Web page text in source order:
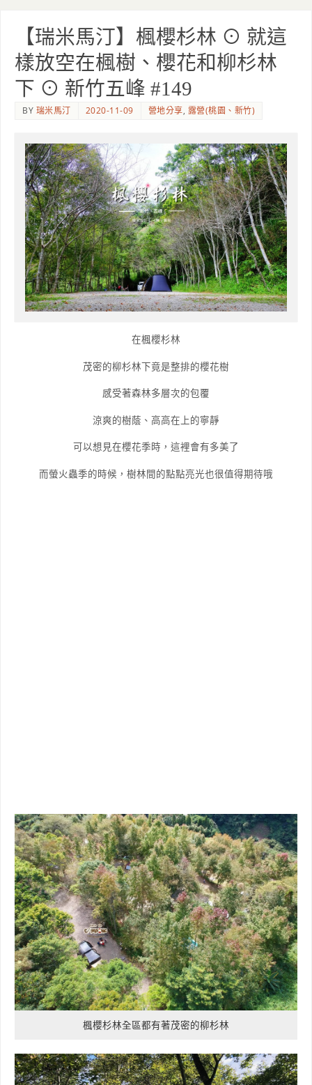
【瑞米馬汀】楓櫻杉林 ⊙ 就這
樣放空在楓樹、櫻花和柳杉林
下 ⊙ 新竹五峰 #149
BY 瑞米馬汀 2020-11-09 營地分享, 露營(桃園、新竹)
在楓櫻杉林
茂密的柳杉林下竟是整排的櫻花樹
感受著森林多層次的包覆
涼爽的樹蔭、高高在上的寧靜
可以想見在櫻花季時，這裡會有多美了
而螢火蟲季的時候，樹林間的點點亮光也很值得期待哦
楓櫻杉林全區都有著茂密的柳杉林